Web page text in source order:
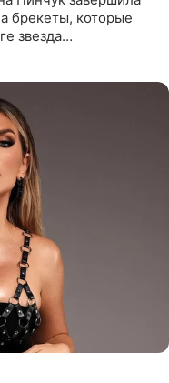
брекеты, которые
звезда